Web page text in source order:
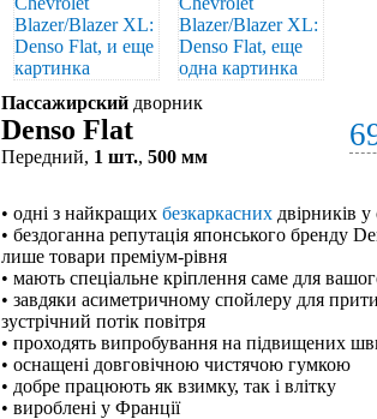
Пассажирский дворник
Denso Flat
Передний, 1 шт., 500 мм
• одні з найкращих безкаркасних двірників у
• бездоганна репутація японського бренду
лише товари преміум-рівня
• мають спеціальне кріплення саме для
• завдяки асиметричному спойлеру для
зустрічний потік повітря
• проходять випробування на підвищених
• оснащені довговічною чистячою гумкою
• добре працюють як взимку, так і влітку
• вироблені у Франції